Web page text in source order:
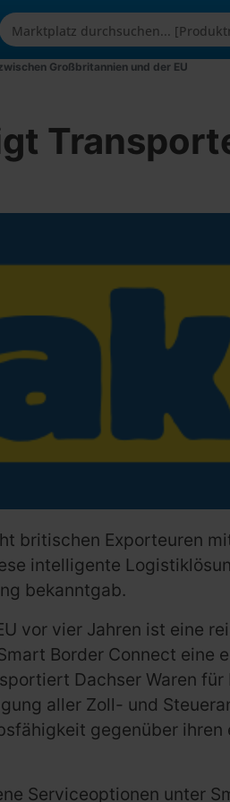
Großbritannien und der EU
britischen Exporteuren
intelligente
bekanntgab.
vor vier Jahren ist eine
Border Connect
Dachser Waren
aller Zoll- und
gegenüber
Serviceoptionen unter